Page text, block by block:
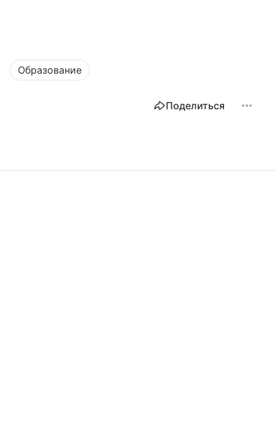
Образование
Поделиться